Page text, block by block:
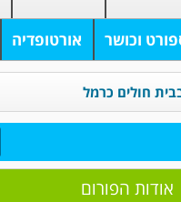
וכושר אורטופדיה
חולים כרמל
אודות הפורום